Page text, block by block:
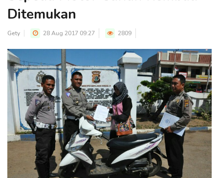
Ditemukan
Gety 28 Aug 2017 09:27 2809